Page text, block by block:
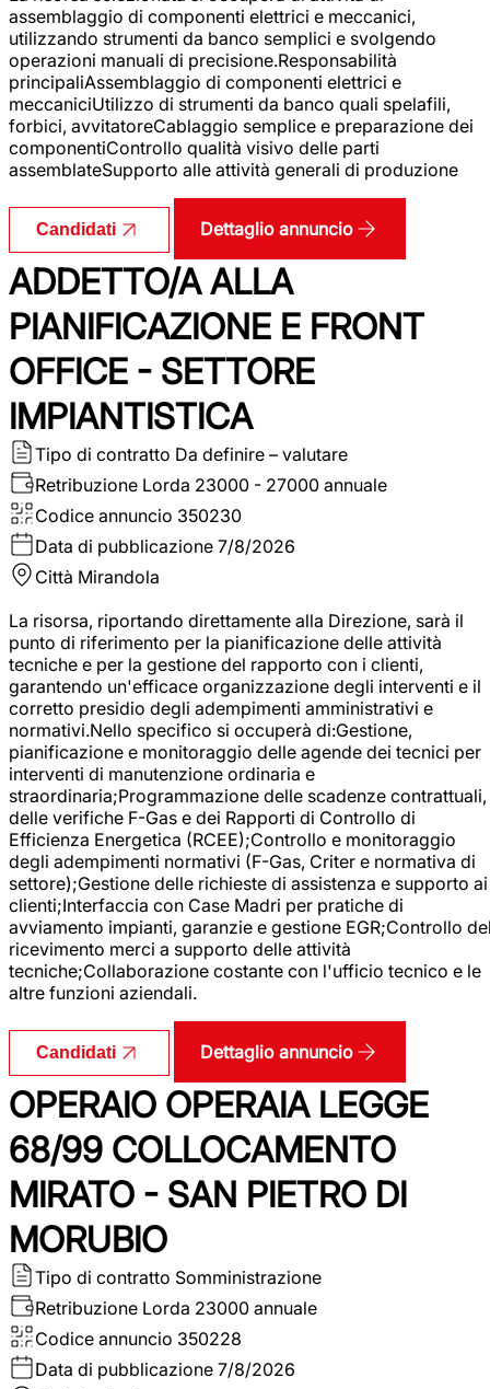
assemblaggio di componenti elettrici e meccanici,
utilizzando strumenti da banco semplici e svolgendo
operazioni manuali di precisione.Responsabilità
principaliAssemblaggio di componenti elettrici e
meccaniciUtilizzo di strumenti da banco quali spelafili,
forbici, avvitatoreCablaggio semplice e preparazione dei
componentiControllo qualità visivo delle parti
assemblateSupporto alle attività generali di produzione
Candidati Dettaglio annuncio
ADDETTO/A ALLA
PIANIFICAZIONE E FRONT
OFFICE - SETTORE
IMPIANTISTICA
Tipo di contratto Da definire – valutare
Retribuzione Lorda 23000 - 27000 annuale
Codice annuncio 350230
Data di pubblicazione 7/8/2026
Città Mirandola
La risorsa, riportando direttamente alla Direzione, sarà il
punto di riferimento per la pianificazione delle attività
tecniche e per la gestione del rapporto con i clienti,
garantendo un'efficace organizzazione degli interventi e il
corretto presidio degli adempimenti amministrativi e
normativi.Nello specifico si occuperà di:Gestione,
pianificazione e monitoraggio delle agende dei tecnici per
interventi di manutenzione ordinaria e
straordinaria;Programmazione delle scadenze contrattuali,
delle verifiche F-Gas e dei Rapporti di Controllo di
Efficienza Energetica (RCEE);Controllo e monitoraggio
degli adempimenti normativi (F-Gas, Criter e normativa di
settore);Gestione delle richieste di assistenza e supporto ai
clienti;Interfaccia con Case Madri per pratiche di
avviamento impianti, garanzie e gestione EGR;Controllo
ricevimento merci a supporto delle attività
tecniche;Collaborazione costante con l'ufficio tecnico e le
altre funzioni aziendali.
Candidati Dettaglio annuncio
OPERAIO OPERAIA LEGGE
68/99 COLLOCAMENTO
MIRATO - SAN PIETRO DI
MORUBIO
Tipo di contratto Somministrazione
Retribuzione Lorda 23000 annuale
Codice annuncio 350228
Data di pubblicazione 7/8/2026